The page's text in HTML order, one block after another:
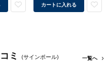
カートに入れる
ミ (サインポール) 一覧へ